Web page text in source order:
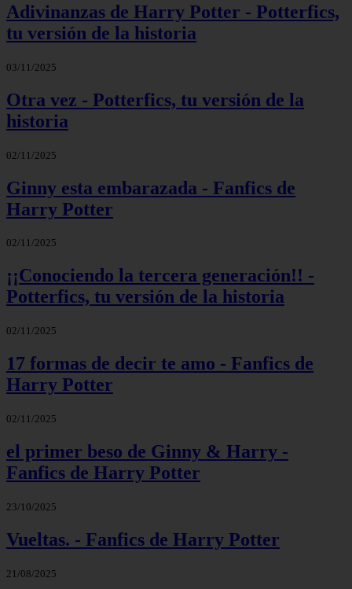
Adivinanzas de Harry Potter - Potterfics,
tu versión de la historia
03/11/2025
Otra vez - Potterfics, tu versión de la
historia
02/11/2025
Ginny esta embarazada - Fanfics de
Harry Potter
02/11/2025
¡¡Conociendo la tercera generación!! -
Potterfics, tu versión de la historia
02/11/2025
17 formas de decir te amo - Fanfics de
Harry Potter
02/11/2025
el primer beso de Ginny & Harry -
Fanfics de Harry Potter
23/10/2025
Vueltas. - Fanfics de Harry Potter
21/08/2025